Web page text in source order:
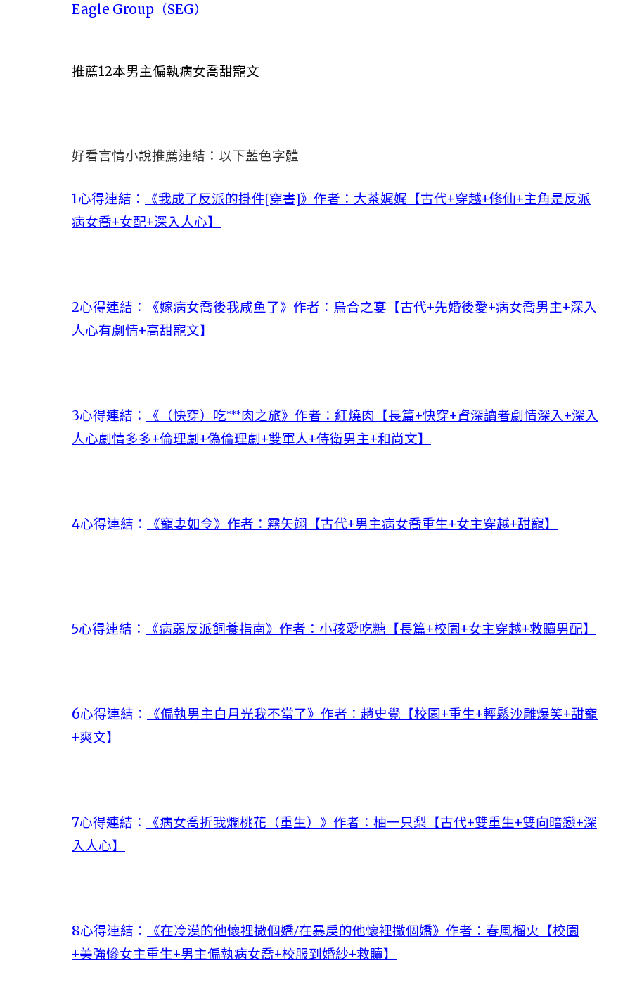
推薦12本男主偏執病女喬甜寵文
好看言情小說推薦連結：以下藍色字體
1心得連結：
《我成了反派的掛件[穿書]》作者：大茶娓娓【古代+穿越+修仙+主角是反派
病女喬+女配+深入人心】
2心得連結：
《嫁病女喬後我咸鱼了》作者：烏合之宴【古代+先婚後愛+病女喬男主+深入
人心有劇情+高甜寵文】
3心得連結：
《（快穿）吃***肉之旅》作者：紅燒肉【長篇+快穿+資深讀者劇情深入+深入
人心劇情多多+倫理劇+偽倫理劇+雙軍人+侍衛男主+和尚文】
4心得連結： 《寵妻如令》作者：霧矢翊【古代+男主病女喬重生+女主穿越+甜寵】
5心得連結： 《病弱反派飼養指南》作者：小孩愛吃糖【長篇+校園+女主穿越+救贖男配】
6心得連結：
《偏執男主白月光我不當了》作者：趙史覺【校園+重生+輕鬆沙雕爆笑+甜寵
+爽文】
7心得連結：
《病女喬折我爛桃花（重生）》作者：柚一只梨【古代+雙重生+雙向暗戀+深
入人心】
8心得連結：
《在冷漠的他懷裡撒個嬌/在暴戾的他懷裡撒個嬌》作者：春風榴火【校園
+美強慘女主重生+男主偏執病女喬+校服到婚紗+救贖】